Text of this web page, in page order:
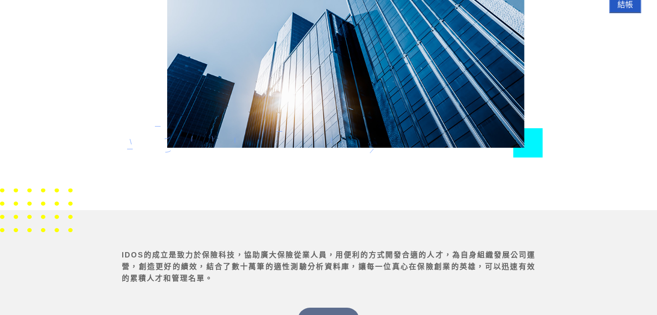
IDOS的成立是致力於保險科技，協助廣大保險從業人員，用便利的方式開發合適的人才，為自身組織發展公司運
營，創造更好的績效，結合了數十萬筆的適性測驗分析資料庫，讓每一位真心在保險創業的英雄，可以迅速有效
的累積人才和管理名單。
結帳